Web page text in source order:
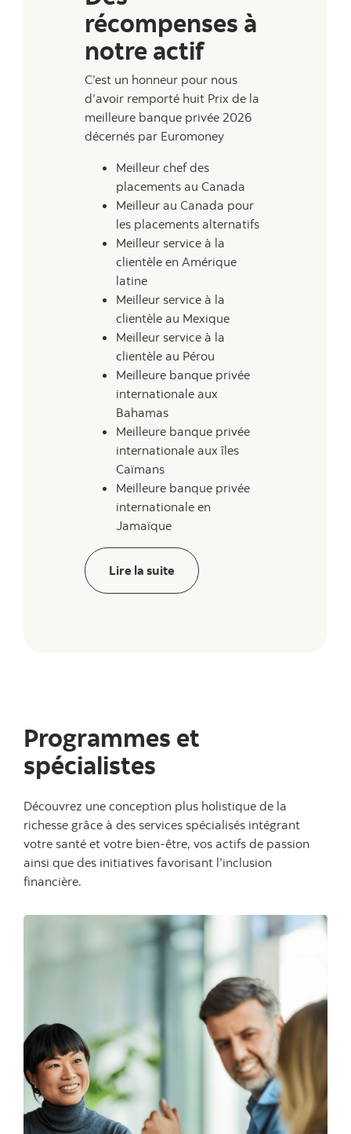
récompenses à
notre actif
C’est un honneur pour nous
d’avoir remporté huit Prix de la
meilleure banque privée 2026
décernés par Euromoney
Meilleur chef des
placements au Canada
Meilleur au Canada pour
les placements alternatifs
Meilleur service à la
clientèle en Amérique
latine
Meilleur service à la
clientèle au Mexique
Meilleur service à la
clientèle au Pérou
Meilleure banque privée
internationale aux
Bahamas
Meilleure banque privée
internationale aux îles
Caïmans
Meilleure banque privée
internationale en
Jamaïque
Lire la suite
Programmes et
spécialistes
Découvrez une conception plus holistique de la
richesse grâce à des services spécialisés intégrant
votre santé et votre bien-être, vos actifs de passion
ainsi que des initiatives favorisant l’inclusion
financière.